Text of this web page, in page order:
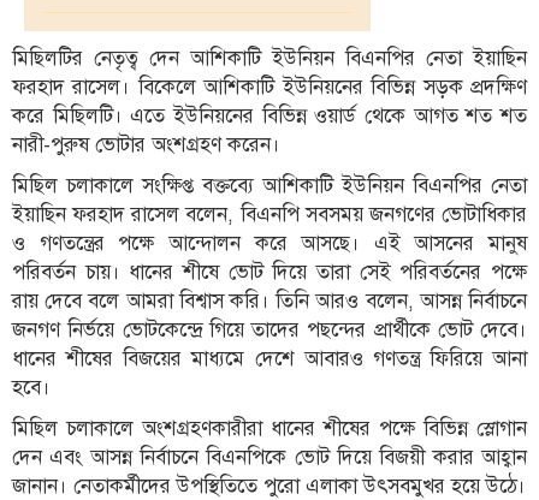
মতামত
ধর্ম
শিশু-
কিশোর
ক্যাম্পাস
সাহিত্য
ও
সংস্কৃতি
নারী
ও
শিশু
ভ্রমণ
লাইফস্টাইল
মিছিলটির নেতৃত্ব দেন আশিকাটি ইউনিয়ন বিএনপির নেতা ইয়াছিন
ফরহাদ রাসেল। বিকেলে আশিকাটি ইউনিয়নের বিভিন্ন সড়ক প্রদক্ষিণ
করে মিছিলটি। এতে ইউনিয়নের বিভিন্ন ওয়ার্ড থেকে আগত শত শত
নারী-পুরুষ ভোটার অংশগ্রহণ করেন।
মিছিল চলাকালে সংক্ষিপ্ত বক্তব্যে আশিকাটি ইউনিয়ন বিএনপির নেতা
ইয়াছিন ফরহাদ রাসেল বলেন, বিএনপি সবসময় জনগণের ভোটাধিকার
ও গণতন্ত্রের পক্ষে আন্দোলন করে আসছে। এই আসনের মানুষ
পরিবর্তন চায়। ধানের শীষে ভোট দিয়ে তারা সেই পরিবর্তনের পক্ষে
রায় দেবে বলে আমরা বিশ্বাস করি। তিনি আরও বলেন, আসন্ন নির্বাচনে
জনগণ নির্ভয়ে ভোটকেন্দ্রে গিয়ে তাদের পছন্দের প্রার্থীকে ভোট দেবে।
ধানের শীষের বিজয়ের মাধ্যমে দেশে আবারও গণতন্ত্র ফিরিয়ে আনা
হবে।
মিছিল চলাকালে অংশগ্রহণকারীরা ধানের শীষের পক্ষে বিভিন্ন স্লোগান
দেন এবং আসন্ন নির্বাচনে বিএনপিকে ভোট দিয়ে বিজয়ী করার আহ্বান
জানান। নেতাকর্মীদের উপস্থিতিতে পুরো এলাকা উৎসবমুখর হয়ে উঠে।